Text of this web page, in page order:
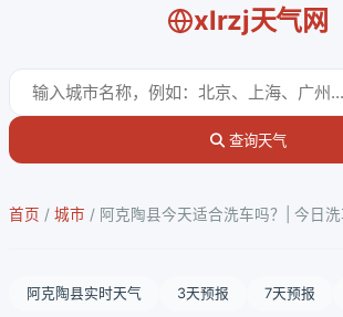
xlrzj天气网
查询天气
首页 / 城市 / 阿克陶县今天适合洗车吗？| 今日
阿克陶县实时天气 3天预报 7天预报